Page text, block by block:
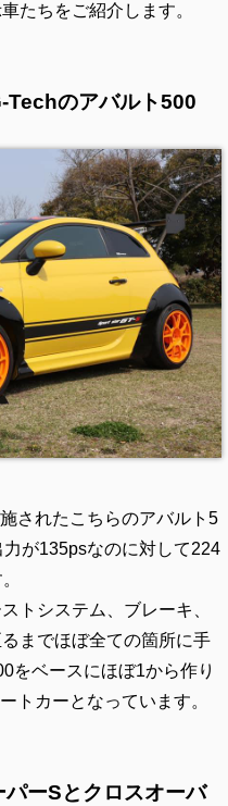
たちをご紹介します。
Techのアバルト500
されたこちらのアバルト5
が135psなのに対して224
トシステム、ブレーキ、
までほぼ全ての箇所に手
をベースにほぼ1から作り
トカーとなっています。
パーSとクロスオーバ